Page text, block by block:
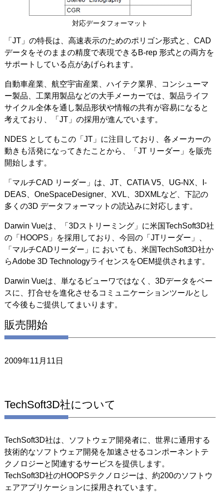
対応データフォーマット
「JT」の特長は、高速表示のためのポリゴン形式と、CAD
データをそのままの精度で表現できるB-rep 形式との両方を
サポートしている点があげられます。
自動車産業、航空宇宙産業、ハイテク業界、コンシューマ
ー製品、工業用製品などの大手メーカーでは、製品ライフ
サイクル全体を通し製品形状や情報の共有が容易になると
考えており、「JT」の採用が進んでいます。
NDES としてもこの「JT」に注目しており、各メーカーの
動きも活発になってきたことから、「JT リーダー」を販売
開始します。
「マルチCAD リーダー」は、JT、CATIA V5、UG-NX、I-
DEAS、OneSpaceDesigner、XVL、3DXMLなど、下記の
多くの3D データフォーマットの読込みに対応します。
Darwin Vueは、「3Dストリーミング」に米国TechSoft3D社
の「HOOPS」を採用しており、今回の「JTリーダー」、
「マルチCADリーダー」に おいても、米国TechSoft3D社か
らAdobe 3D TechnologyライセンスをOEM提供されます。
Darwin Vueは、単なるビューワではなく、3Dデータをベー
スに、打合せを進化させるコミュニケーションツールとし
て今後もご提供してまいります。
販売開始
2009年11月11日
TechSoft3D社について
TechSoft3D社は、ソフトウェア開発者に、世界に通用する
技術的なソフトウェア開発を加速させるコンポーネントテ
クノロジーと関連するサービスを提供します。
TechSoft3D社のHOOPSテクノロジーは、約200のソフトウ
ェアアプリケーションに採用されています。